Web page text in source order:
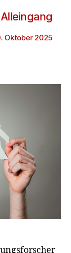
Oktober 2025